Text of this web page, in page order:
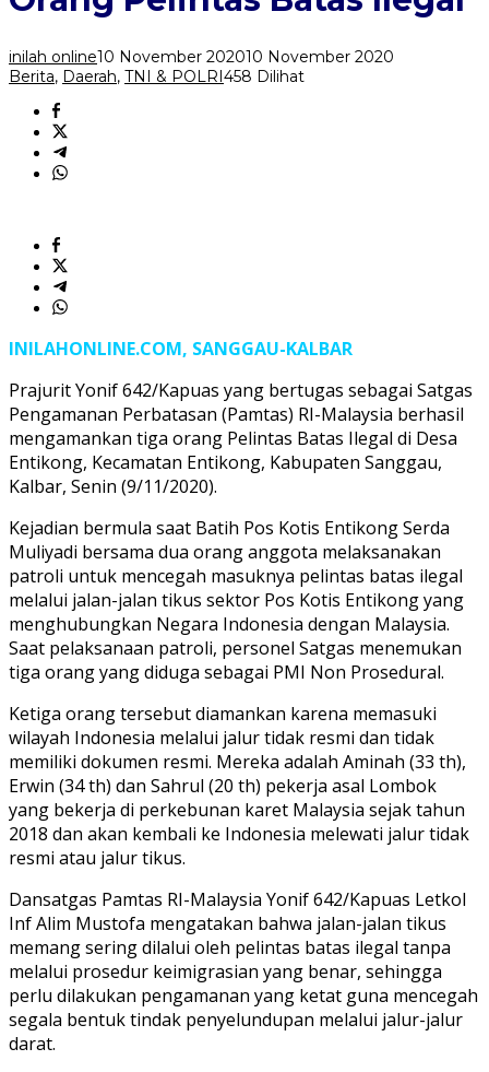
Batas
inilah online10 November 202010 November 2020
Berita, Daerah, TNI & POLRI458 Dilihat
INILAHONLINE.COM, SANGGAU-KALBAR
Prajurit Yonif 642/Kapuas yang bertugas sebagai Satgas
Pengamanan Perbatasan (Pamtas) RI-Malaysia berhasil
mengamankan tiga orang Pelintas Batas Ilegal di Desa
Entikong, Kecamatan Entikong, Kabupaten Sanggau,
Kalbar, Senin (9/11/2020).
Kejadian bermula saat Batih Pos Kotis Entikong Serda
Muliyadi bersama dua orang anggota melaksanakan
patroli untuk mencegah masuknya pelintas batas ilegal
melalui jalan-jalan tikus sektor Pos Kotis Entikong yang
menghubungkan Negara Indonesia dengan Malaysia.
Saat pelaksanaan patroli, personel Satgas menemukan
tiga orang yang diduga sebagai PMI Non Prosedural.
Ketiga orang tersebut diamankan karena memasuki
wilayah Indonesia melalui jalur tidak resmi dan tidak
memiliki dokumen resmi. Mereka adalah Aminah (33 th),
Erwin (34 th) dan Sahrul (20 th) pekerja asal Lombok
yang bekerja di perkebunan karet Malaysia sejak tahun
2018 dan akan kembali ke Indonesia melewati jalur tidak
resmi atau jalur tikus.
Dansatgas Pamtas RI-Malaysia Yonif 642/Kapuas Letkol
Inf Alim Mustofa mengatakan bahwa jalan-jalan tikus
memang sering dilalui oleh pelintas batas ilegal tanpa
melalui prosedur keimigrasian yang benar, sehingga
perlu dilakukan pengamanan yang ketat guna mencegah
segala bentuk tindak penyelundupan melalui jalur-jalur
darat.